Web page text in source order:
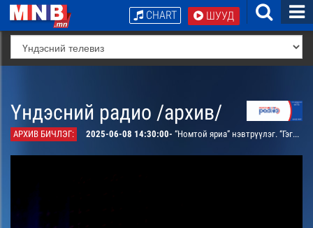
ШУУД
CHART
Үндэсний радио /архив/
АРХИВ БИЧЛЭГ: 2025-06-08 14:30:00- “Номтой яриа” нэвтрүүлэг. “Гэгээрсэн еврейчүүдийн протоколууд” номноос бидний олох гэгээрэл. Судлаач Д. Уламбаяртай ярилцана. /давтана/